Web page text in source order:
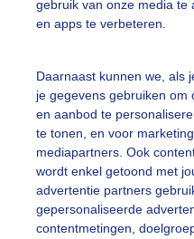
gebruik van onze media te
en apps te verbeteren.
Daarnaast kunnen we, als
je gegevens gebruiken om
en aanbod te
te tonen, en voor
mediapartners. Ook
wordt enkel getoond met
advertentie partners
gepersonaliseerde
contentmetingen,
oranje, paars, grijs. Wat
Monique Bormans
Wolken
slideshow